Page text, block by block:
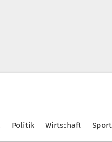
Politik Wirtschaft Sport